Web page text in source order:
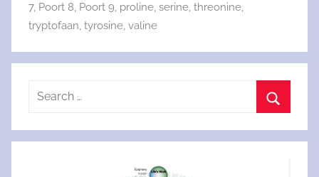
7, Poort 8, Poort 9, proline, serine, threonine,
tryptofaan, tyrosine, valine
Search